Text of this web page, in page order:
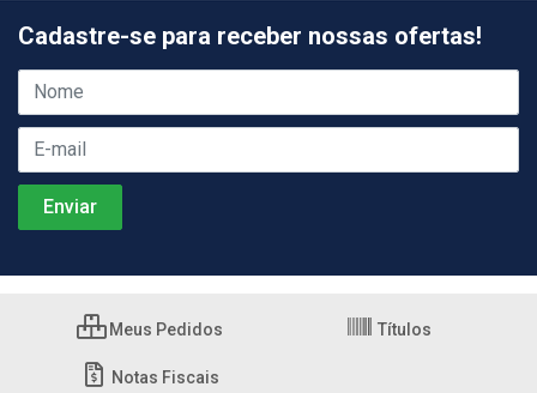
Cadastre-se para receber nossas ofertas!
Meus Pedidos Títulos
Notas Fiscais